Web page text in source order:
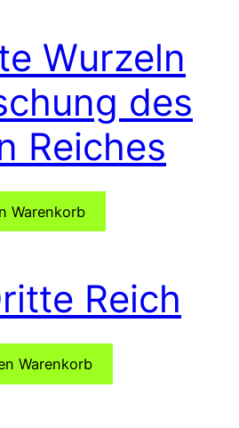
Wurzeln
des
Reiches
Warenkorb
Reich
Warenkorb